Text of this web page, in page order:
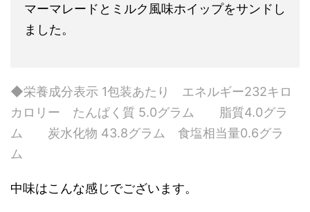
マーマレードとミルク風味ホイップをサンドし
ました。
◆栄養成分表示 1包装あたり エネルギー232キロ
カロリー たんぱく質 5.0グラム 脂質4.0グラ
ム 炭水化物 43.8グラム 食塩相当量0.6グラ
ム
中味はこんな感じでございます。